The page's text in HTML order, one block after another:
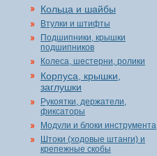
Кольца и шайбы
Втулки и штифты
Подшипники, крышки
подшипников
Колеса, шестерни, ролики
Корпуса, крышки,
заглушки
Рукоятки, держатели,
фиксаторы
Модули и блоки инструмента
Штоки (ходовые штанги) и
крепежные скобы